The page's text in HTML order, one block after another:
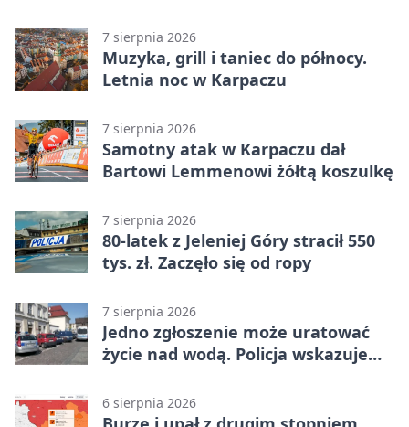
7 sierpnia 2026
Muzyka, grill i taniec do północy.
Letnia noc w Karpaczu
7 sierpnia 2026
Samotny atak w Karpaczu dał
Bartowi Lemmenowi żółtą koszulkę
7 sierpnia 2026
80-latek z Jeleniej Góry stracił 550
tys. zł. Zaczęło się od ropy
7 sierpnia 2026
Jedno zgłoszenie może uratować
życie nad wodą. Policja wskazuje
6 sierpnia 2026